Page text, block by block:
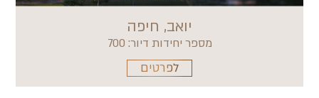
יואב, חיפה
מספר יחידות דיור: 700
לפרטים